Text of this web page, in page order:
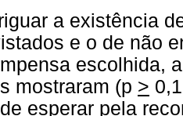
a existência
e o de não
escolhida,
mostraram (p >
esperar pela